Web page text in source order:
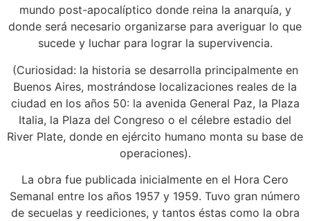
mundo post-apocalíptico donde reina la anarquía, y
donde será necesario organizarse para averiguar lo que
sucede y luchar para lograr la supervivencia.
(Curiosidad: la historia se desarrolla principalmente en
Buenos Aires, mostrándose localizaciones reales de la
ciudad en los años 50: la avenida General Paz, la Plaza
Italia, la Plaza del Congreso o el célebre estadio del
River Plate, donde en ejército humano monta su base de
operaciones).
La obra fue publicada inicialmente en el Hora Cero
Semanal entre los años 1957 y 1959. Tuvo gran número
de secuelas y reediciones, y tantos éstas como la obra